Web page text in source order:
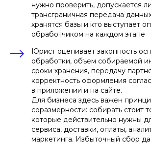
нужно проверить, допускается ли
трансграничная передача
хранятся базы и кто выступает
обработчиком на каждом этапе
Юрист оценивает законность
обработки, объем собираемой
сроки хранения, передачу
корректность оформления
в приложении и на сайте.
Для бизнеса здесь важен
соразмерности: собирать стоит
которые действительно нужны
сервиса, доставки, оплаты,
маркетинга. Избыточный сбор